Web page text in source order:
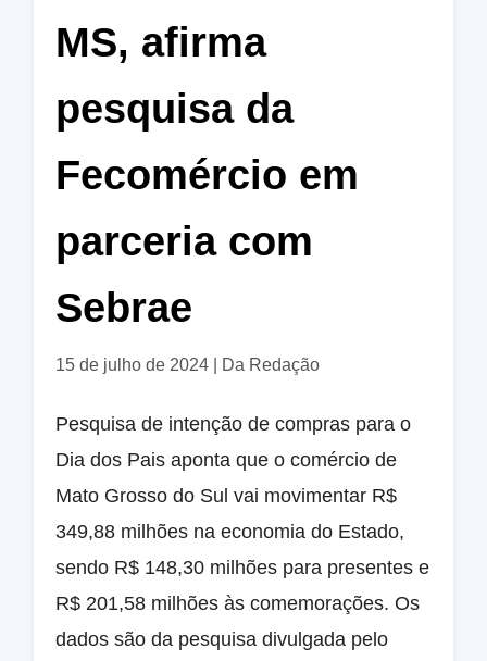
MS, afirma
pesquisa da
Fecomércio em
parceria com
Sebrae
15 de julho de 2024 Da Redação
Pesquisa de intenção de compras para o
Dia dos Pais aponta que o comércio de
Mato Grosso do Sul vai movimentar R$
349,88 milhões na economia do Estado,
sendo R$ 148,30 milhões para presentes e
R$ 201,58 milhões às comemorações. Os
dados são da pesquisa divulgada pelo